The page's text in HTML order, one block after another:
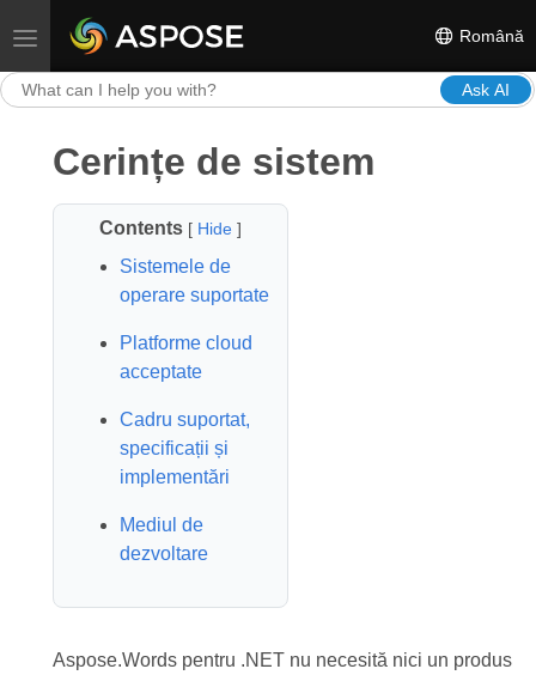
Toggle navigation Română
Ask AI
Cerințe de sistem
Contents [ Hide]
Sistemele de
operare suportate
Platforme cloud
acceptate
Cadru suportat,
specificații și
implementări
Mediul de
dezvoltare
Aspose.Words pentru .NET nu necesită nici un produs